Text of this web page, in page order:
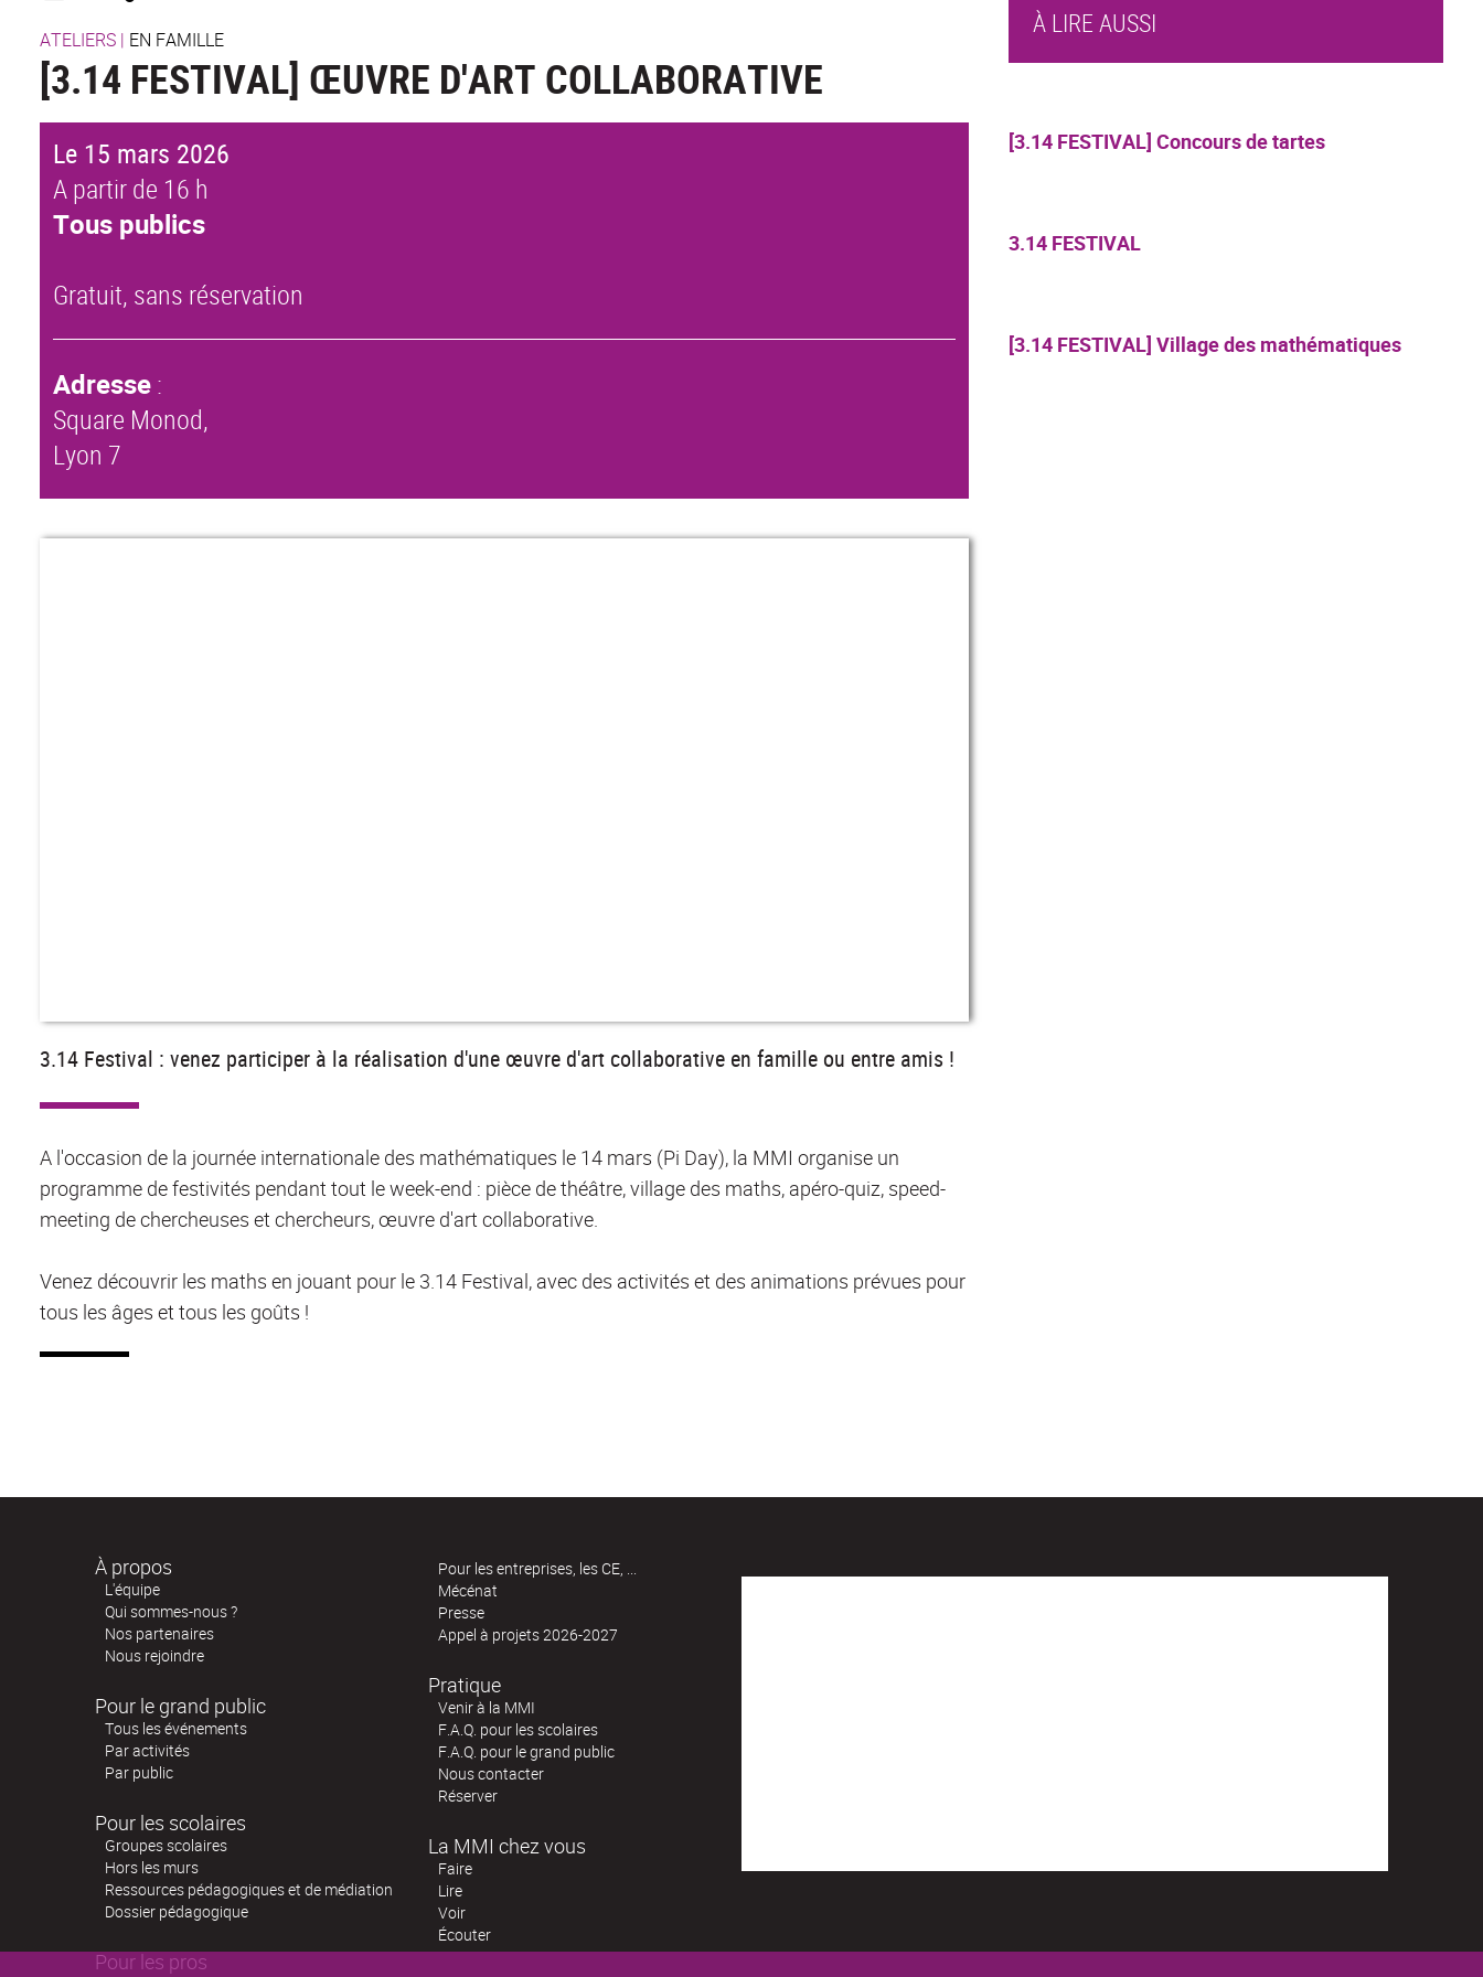
ATELIERS | EN FAMILLE
[3.14 FESTIVAL] ŒUVRE D'ART COLLABORATIVE
Le 15 mars 2026
A partir de 16 h
Tous publics
Gratuit, sans réservation
Adresse:
Square Monod,
Lyon 7
3.14 Festival : venez participer à la réalisation d'une œuvre d'art collaborative en famille ou entre amis !
A l'occasion de la journée internationale des mathématiques le 14 mars (Pi Day), la MMI organise un
programme de festivités pendant tout le week-end : pièce de théâtre, village des maths, apéro-quiz, speed-
meeting de chercheuses et chercheurs, œuvre d'art collaborative.
Venez découvrir les maths en jouant pour le 3.14 Festival, avec des activités et des animations prévues pour
tous les âges et tous les goûts !
À LIRE AUSSI
[3.14 FESTIVAL] Concours de tartes
3.14 FESTIVAL
[3.14 FESTIVAL] Village des mathématiques
À propos
L'équipe
Qui sommes-nous ?
Nos partenaires
Nous rejoindre
Pour le grand public
Tous les événements
Par activités
Par public
Pour les scolaires
Groupes scolaires
Hors les murs
Ressources pédagogiques et de médiation
Dossier pédagogique
Pour les pros
Pour les entreprises, les CE, ...
Mécénat
Presse
Appel à projets 2026-2027
Pratique
Venir à la MMI
F.A.Q. pour les scolaires
F.A.Q. pour le grand public
Nous contacter
Réserver
La MMI chez vous
Faire
Lire
Voir
Écouter